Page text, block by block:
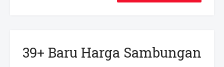
39+ Baru Harga Sambungan